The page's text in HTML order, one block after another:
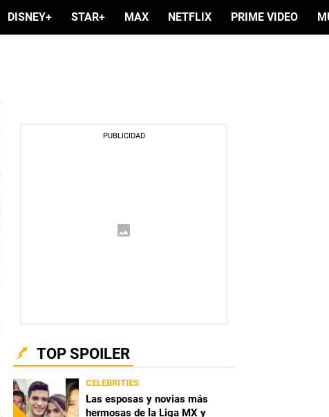
DISNEY+ STAR+ MAX NETFLIX PRIME VIDEO
TOP SPOILER
CELEBRITIES
Las esposas y novias más
hermosas de la Liga MX y